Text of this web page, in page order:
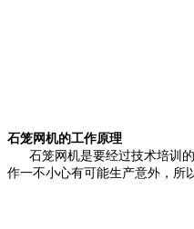
石笼网机的工作原理
石笼网机是要经过技术培训的
作一不小心有可能生产意外，所